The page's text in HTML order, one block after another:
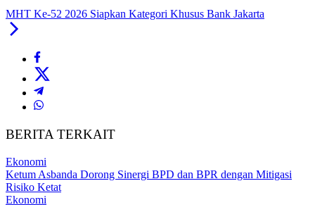
MHT Ke-52 2026 Siapkan Kategori Khusus Bank Jakarta
BERITA TERKAIT
Ekonomi
Ketum Asbanda Dorong Sinergi BPD dan BPR dengan Mitigasi
Risiko Ketat
Ekonomi